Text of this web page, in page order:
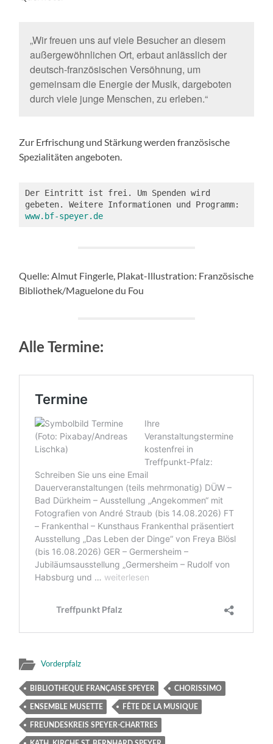
„Wir freuen uns auf viele Besucher an diesem
außergewöhnlichen Ort, erbaut anlässlich der
deutsch-französischen Versöhnung, um
gemeinsam die Energie der Musik, dargeboten
durch viele junge Menschen, zu erleben.“
Zur Erfrischung und Stärkung werden französische
Spezialitäten angeboten.
Der Eintritt ist frei. Um Spenden wird
www.bf-speyer.de
Quelle: Almut Fingerle, Plakat-Illustration: Französische
Bibliothek/Maguelone du Fou
Alle Termine:
Vorderpfalz
BIBLIOTHEQUE FRANÇAISE SPEYER CHORISSIMO
ENSEMBLE MUSETTE FÊTE DE LA MUSIQUE
FREUNDESKREIS SPEYER-CHARTRES